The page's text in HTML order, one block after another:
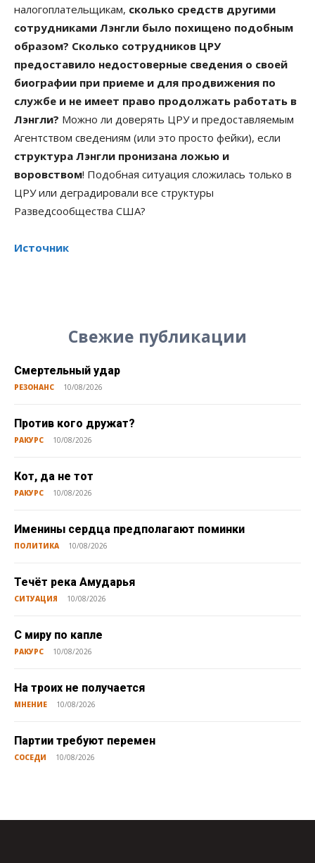
налогоплательщикам, сколько средств другими
сотрудниками Лэнгли было похищено подобным
образом? Сколько сотрудников ЦРУ
предоставило недостоверные сведения о своей
биографии при приеме и для продвижения по
службе и не имеет право продолжать работать в
Лэнгли? Можно ли доверять ЦРУ и предоставляемым
Агентством сведениям (или это просто фейки), если
структура Лэнгли пронизана ложью и
воровством! Подобная ситуация сложилась только в
ЦРУ или деградировали все структуры
Разведсообщества США?
Источник
Свежие публикации
Смертельный удар
РЕЗОНАНС 10/08/2026
Против кого дружат?
РАКУРС 10/08/2026
Кот, да не тот
РАКУРС 10/08/2026
Именины сердца предполагают поминки
ПОЛИТИКА 10/08/2026
Течёт река Амударья
СИТУАЦИЯ 10/08/2026
С миру по капле
РАКУРС 10/08/2026
На троих не получается
МНЕНИЕ 10/08/2026
Партии требуют перемен
СОСЕДИ 10/08/2026